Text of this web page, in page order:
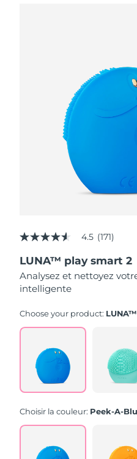
4.5
of
5
stars,
average
value.
Read
171
Same
page
link.
4.5 (171)
LUNA™ play smart 2
Analysez et nettoyez
intelligente
Choose your product:
Choisir la couleur: Peek-A-